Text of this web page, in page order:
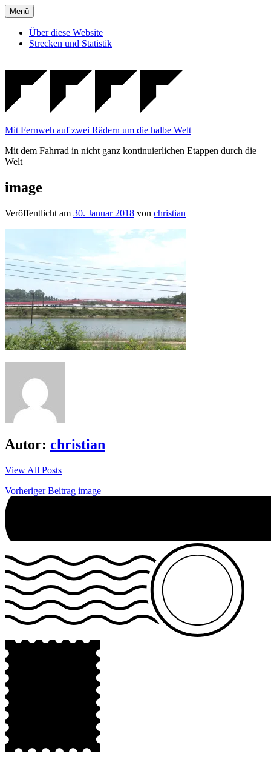
Zum
Inhalt
springen
Menü
Über diese Website
Strecken und Statistik
Mit Fernweh auf zwei Rädern um die halbe Welt
Mit dem Fahrrad in nicht ganz kontinuierlichen Etappen durch die
Welt
image
Veröffentlicht am 30. Januar 2018 von christian
Autor: christian
View All Posts
Beitrags-
Navigation
Vorheriger Beitrag image